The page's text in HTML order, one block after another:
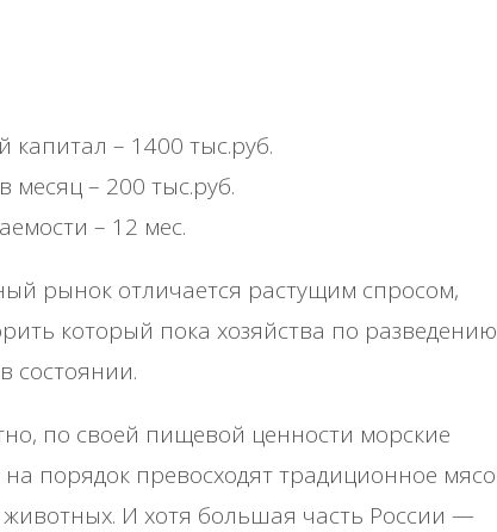
капитал – 1400 тыс.руб.
месяц – 200 тыс.руб.
– 12 мес.
рынок отличается растущим спросом,
который пока хозяйства по разведению
состоянии.
по своей пищевой ценности морские
порядок превосходят традиционное мясо
И хотя большая часть России —